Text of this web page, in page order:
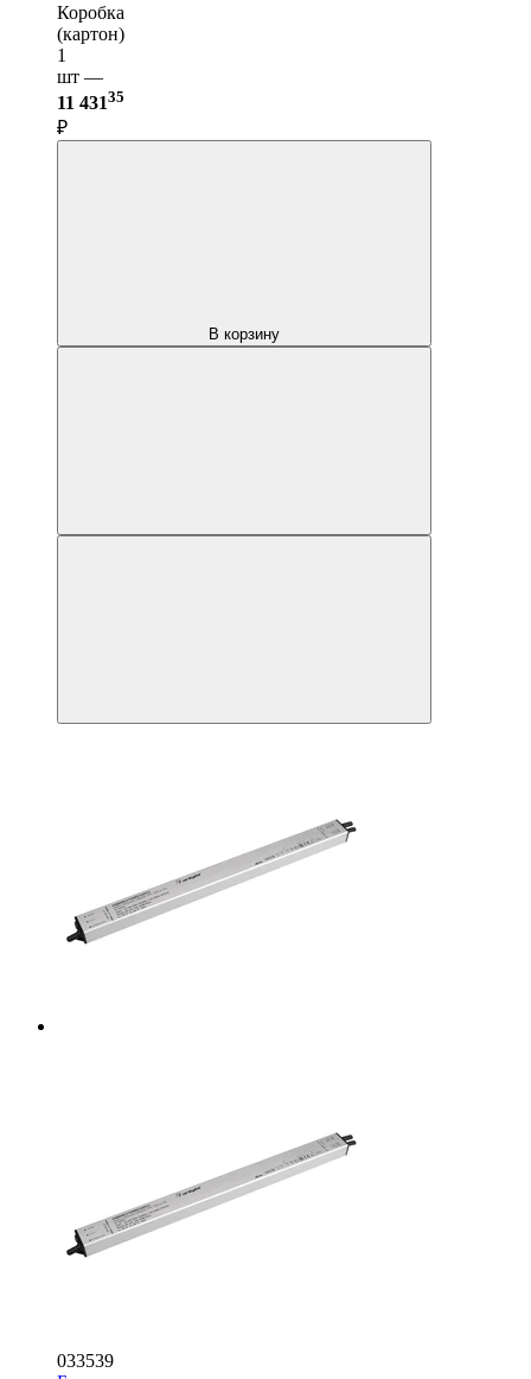
Коробка
(картон)
1
шт —
11 43135
₽
В корзину
033539